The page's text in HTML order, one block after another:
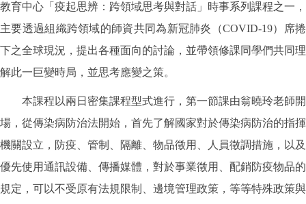
教育中心「疫起思辨：跨領域思考與對話」時事系列課程之一，
主要透過組織跨領域的師資共同為新冠肺炎（COVID-19）席捲
下之全球現況，提出各種面向的討論，並帶領修課同學們共同理
解此一巨變時局，並思考應變之策。
本課程以兩日密集課程型式進行，第一節課由翁曉玲老師開
場，從傳染病防治法開始，首先了解國家對於傳染病防治的指揮
機關設立，防疫、管制、隔離、物品徵用、人員徵調措施，以及
優先使用通訊設備、傳播媒體，對於事業徵用、配銷防疫物品的
規定，可以不受原有法規限制、邊境管理政策，等等特殊政策與